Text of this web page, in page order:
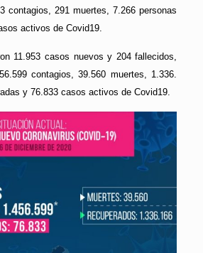
contagios, 291 muertes, 7.266 personas
activos de Covid19.
11.953 casos nuevos y 204 fallecidos,
contagios, 39.560 muertes, 1.336.
y 76.833 casos activos de Covid19.